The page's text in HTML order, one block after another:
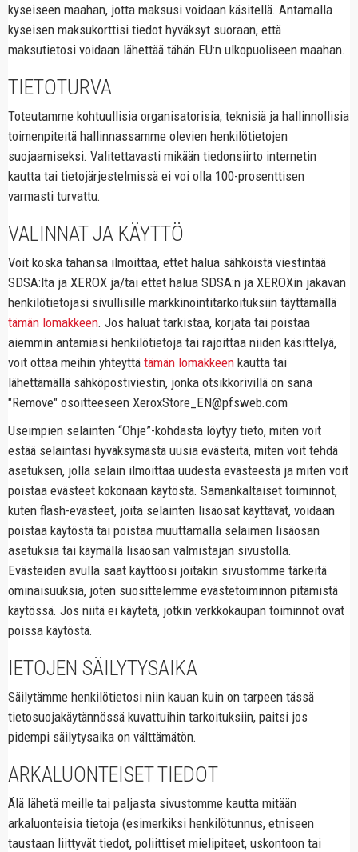
kyseiseen maahan, jotta maksusi voidaan käsitellä. Antamalla
kyseisen maksukorttisi tiedot hyväksyt suoraan, että
maksutietosi voidaan lähettää tähän EU:n ulkopuoliseen maahan.
TIETOTURVA
Toteutamme kohtuullisia organisatorisia, teknisiä ja hallinnollisia
toimenpiteitä hallinnassamme olevien henkilötietojen
suojaamiseksi. Valitettavasti mikään tiedonsiirto internetin
kautta tai tietojärjestelmissä ei voi olla 100-prosenttisen
varmasti turvattu.
VALINNAT JA KÄYTTÖ
Voit koska tahansa ilmoittaa, ettet halua sähköistä viestintää
SDSA:lta ja XEROX ja/tai ettet halua SDSA:n ja XEROXin jakavan
henkilötietojasi sivullisille markkinointitarkoituksiin täyttämällä
tämän lomakkeen. Jos haluat tarkistaa, korjata tai poistaa
aiemmin antamiasi henkilötietoja tai rajoittaa niiden käsittelyä,
voit ottaa meihin yhteyttä tämän lomakkeen kautta tai
lähettämällä sähköpostiviestin, jonka otsikkorivillä on sana
"Remove" osoitteeseen XeroxStore_EN@pfsweb.com
Useimpien selainten “Ohje”-kohdasta löytyy tieto, miten voit
estää selaintasi hyväksymästä uusia evästeitä, miten voit tehdä
asetuksen, jolla selain ilmoittaa uudesta evästeestä ja miten voit
poistaa evästeet kokonaan käytöstä. Samankaltaiset toiminnot,
kuten flash-evästeet, joita selainten lisäosat käyttävät, voidaan
poistaa käytöstä tai poistaa muuttamalla selaimen lisäosan
asetuksia tai käymällä lisäosan valmistajan sivustolla.
Evästeiden avulla saat käyttöösi joitakin sivustomme tärkeitä
ominaisuuksia, joten suosittelemme evästetoiminnon pitämistä
käytössä. Jos niitä ei käytetä, jotkin verkkokaupan toiminnot ovat
poissa käytöstä.
IETOJEN SÄILYTYSAIKA
Säilytämme henkilötietosi niin kauan kuin on tarpeen tässä
tietosuojakäytännössä kuvattuihin tarkoituksiin, paitsi jos
pidempi säilytysaika on välttämätön.
ARKALUONTEISET TIEDOT
Älä lähetä meille tai paljasta sivustomme kautta mitään
arkaluonteisia tietoja (esimerkiksi henkilötunnus, etniseen
taustaan liittyvät tiedot, poliittiset mielipiteet, uskontoon tai